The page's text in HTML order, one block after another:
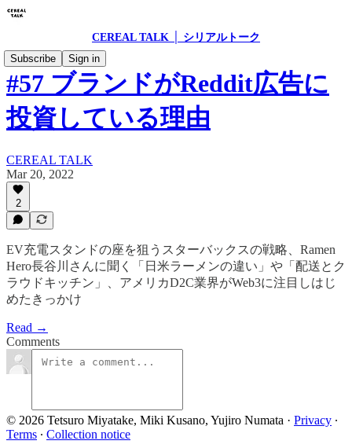
CEREAL TALK │ シリアルトーク
Subscribe
Sign in
#57 ブランドがReddit広告に
投資している理由
CEREAL TALK
Mar 20, 2022
2
EV充電スタンドの座を狙うスターバックスの戦略、Ramen
Hero長谷川さんに聞く「日米ラーメンの違い」や「配送とク
ラウドキッチン」、アメリカD2C業界がWeb3に注目しはじ
めたきっかけ
Read →
Comments
© 2026 Tetsuro Miyatake, Miki Kusano, Yujiro Numata · Privacy ∙
Terms ∙ Collection notice